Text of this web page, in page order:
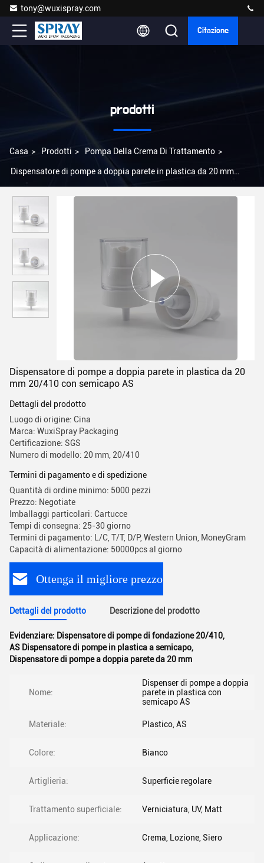
tony@wuxispray.com
Citazione
prodotti
Casa > Prodotti > Pompa Della Crema Di Trattamento >
Dispensatore di pompe a doppia parete in plastica da 20 mm
Dispensatore di pompe a doppia parete in plastica da 20
mm 20/410 con semicapo AS
Dettagli del prodotto
Luogo di origine: Cina
Marca: WuxiSpray Packaging
Certificazione: SGS
Numero di modello: 20 mm, 20/410
Termini di pagamento e di spedizione
Quantità di ordine minimo: 5000 pezzi
Prezzo: Negotiate
Imballaggi particolari: Cartucce
Tempi di consegna: 25-30 giorno
Termini di pagamento: L/C, T/T, D/P, Western Union, MoneyGram
Capacità di alimentazione: 50000pcs al giorno
Ottenga il migliore prezzo
Dettagli del prodotto Descrizione del prodotto
Evidenziare: Dispensatore di pompe di fondazione 20/410,
AS Dispensatore di pompe in plastica a semicapo,
Dispensatore di pompe a doppia parete da 20 mm
Nome:
Dispenser di pompe a doppia
parete in plastica con
semicapo AS
Materiale: Plastico, AS
Colore: Bianco
Artiglieria: Superficie regolare
Trattamento superficiale: Verniciatura, UV, Matt
Applicazione: Crema, Lozione, Siero